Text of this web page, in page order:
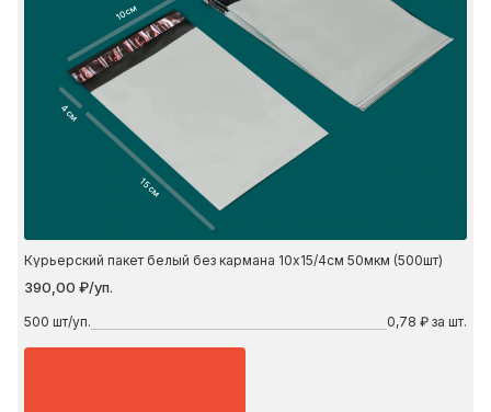
10 см
4 см
15 см
Курьерский пакет белый без кармана 10х15/4см 50мкм (500шт)
390,00 ₽/уп.
500 шт/уп. 0,78 ₽ за шт.